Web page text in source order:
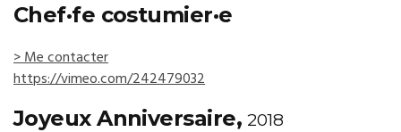
Chef·fe costumier·e
> Me contacter
https://vimeo.com/242479032
Joyeux Anniversaire,2018